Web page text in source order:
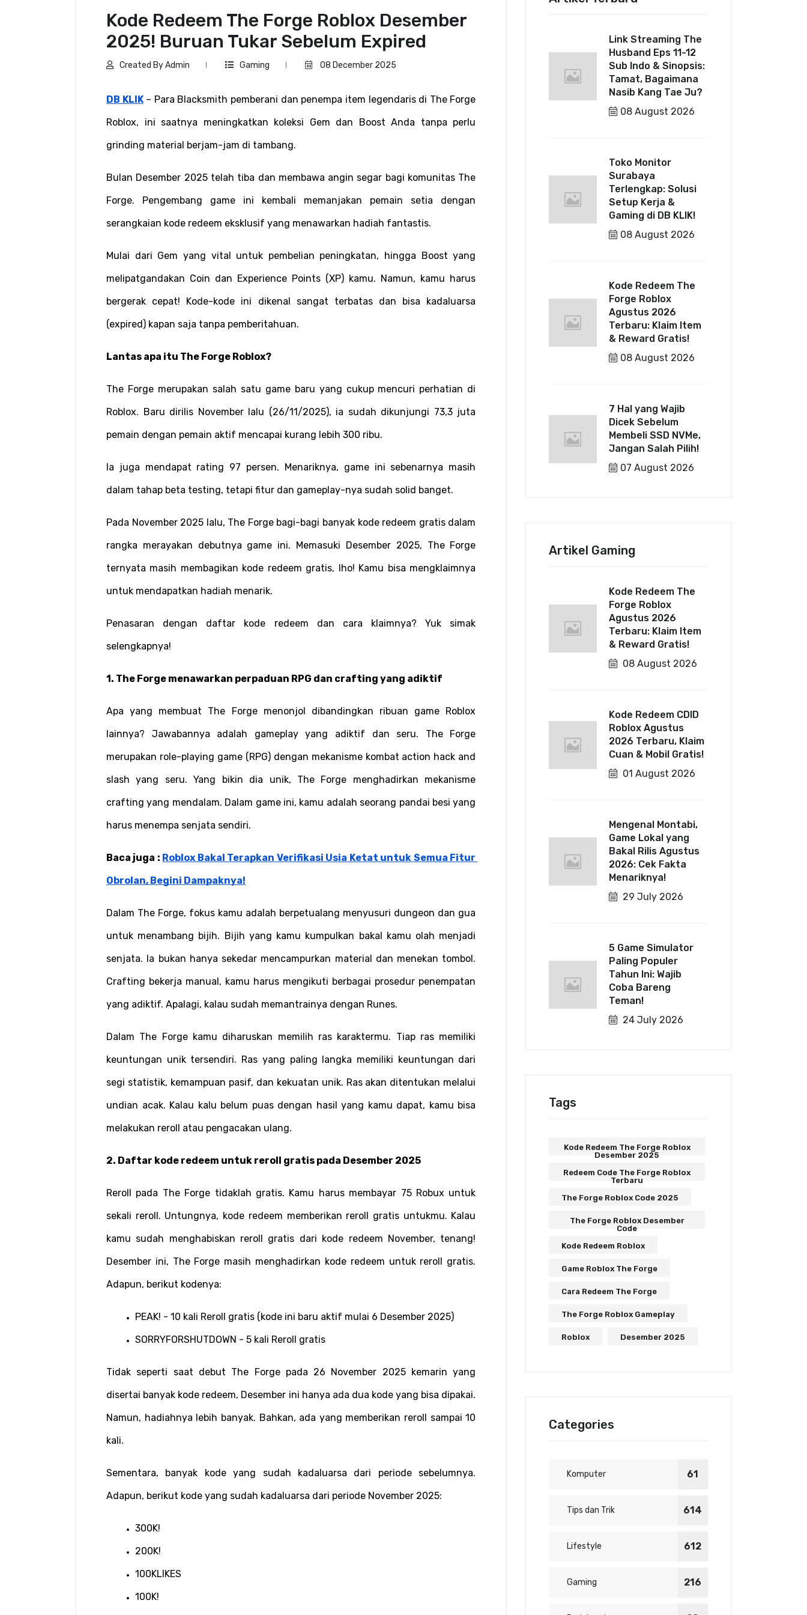
Kode Redeem The Forge Roblox Desember
2025! Buruan Tukar Sebelum Expired
Created By Admin Gaming 08 December 2025
DB KLIK – Para Blacksmith pemberani dan penempa item legendaris di The Forge
Roblox, ini saatnya meningkatkan koleksi Gem dan Boost Anda tanpa perlu
grinding material berjam-jam di tambang.
Bulan Desember 2025 telah tiba dan membawa angin segar bagi komunitas The
Forge. Pengembang game ini kembali memanjakan pemain setia dengan
serangkaian kode redeem eksklusif yang menawarkan hadiah fantastis.
Mulai dari Gem yang vital untuk pembelian peningkatan, hingga Boost yang
melipatgandakan Coin dan Experience Points (XP) kamu. Namun, kamu harus
bergerak cepat! Kode-kode ini dikenal sangat terbatas dan bisa kadaluarsa
(expired) kapan saja tanpa pemberitahuan.
Lantas apa itu The Forge Roblox?
The Forge merupakan salah satu game baru yang cukup mencuri perhatian di
Roblox. Baru dirilis November lalu (26/11/2025), ia sudah dikunjungi 73,3 juta
pemain dengan pemain aktif mencapai kurang lebih 300 ribu.
Ia juga mendapat rating 97 persen. Menariknya, game ini sebenarnya masih
dalam tahap beta testing, tetapi fitur dan gameplay-nya sudah solid banget.
Pada November 2025 lalu, The Forge bagi-bagi banyak kode redeem gratis dalam
rangka merayakan debutnya game ini. Memasuki Desember 2025, The Forge
ternyata masih membagikan kode redeem gratis, lho! Kamu bisa mengklaimnya
untuk mendapatkan hadiah menarik.
Penasaran dengan daftar kode redeem dan cara klaimnya? Yuk simak
selengkapnya!
1. The Forge menawarkan perpaduan RPG dan crafting yang adiktif
Apa yang membuat The Forge menonjol dibandingkan ribuan game Roblox
lainnya? Jawabannya adalah gameplay yang adiktif dan seru. The Forge
merupakan role-playing game (RPG) dengan mekanisme kombat action hack and
slash yang seru. Yang bikin dia unik, The Forge menghadirkan mekanisme
crafting yang mendalam. Dalam game ini, kamu adalah seorang pandai besi yang
harus menempa senjata sendiri.
Baca juga : Roblox Bakal Terapkan Verifikasi Usia Ketat untuk Semua Fitur
Obrolan, Begini Dampaknya!
Dalam The Forge, fokus kamu adalah berpetualang menyusuri dungeon dan gua
untuk menambang bijih. Bijih yang kamu kumpulkan bakal kamu olah menjadi
senjata. Ia bukan hanya sekedar mencampurkan material dan menekan tombol.
Crafting bekerja manual, kamu harus mengikuti berbagai prosedur penempatan
yang adiktif. Apalagi, kalau sudah memantrainya dengan Runes.
Dalam The Forge kamu diharuskan memilih ras karaktermu. Tiap ras memiliki
keuntungan unik tersendiri. Ras yang paling langka memiliki keuntungan dari
segi statistik, kemampuan pasif, dan kekuatan unik. Ras akan ditentukan melalui
undian acak. Kalau kalu belum puas dengan hasil yang kamu dapat, kamu bisa
melakukan reroll atau pengacakan ulang.
2. Daftar kode redeem untuk reroll gratis pada Desember 2025
Reroll pada The Forge tidaklah gratis. Kamu harus membayar 75 Robux untuk
sekali reroll. Untungnya, kode redeem memberikan reroll gratis untukmu. Kalau
kamu sudah menghabiskan reroll gratis dari kode redeem November, tenang!
Desember ini, The Forge masih menghadirkan kode redeem untuk reroll gratis.
Adapun, berikut kodenya:
PEAK! - 10 kali Reroll gratis (kode ini baru aktif mulai 6 Desember 2025)
SORRYFORSHUTDOWN - 5 kali Reroll gratis
Tidak seperti saat debut The Forge pada 26 November 2025 kemarin yang
disertai banyak kode redeem, Desember ini hanya ada dua kode yang bisa dipakai.
Namun, hadiahnya lebih banyak. Bahkan, ada yang memberikan reroll sampai 10
kali.
Sementara, banyak kode yang sudah kadaluarsa dari periode sebelumnya.
Adapun, berikut kode yang sudah kadaluarsa dari periode November 2025:
300K!
200K!
100KLIKES
100K!
Link Streaming The
Husband Eps 11-12
Sub Indo & Sinopsis:
Tamat, Bagaimana
Nasib Kang Tae Ju?
08 August 2026
Toko Monitor
Surabaya
Terlengkap: Solusi
Setup Kerja &
Gaming di DB KLIK!
08 August 2026
Kode Redeem The
Forge Roblox
Agustus 2026
Terbaru: Klaim Item
& Reward Gratis!
08 August 2026
7 Hal yang Wajib
Dicek Sebelum
Membeli SSD NVMe,
Jangan Salah Pilih!
07 August 2026
Artikel Gaming
Kode Redeem The
Forge Roblox
Agustus 2026
Terbaru: Klaim Item
& Reward Gratis!
08 August 2026
Kode Redeem CDID
Roblox Agustus
2026 Terbaru, Klaim
Cuan & Mobil Gratis!
01 August 2026
Mengenal Montabi,
Game Lokal yang
Bakal Rilis Agustus
2026: Cek Fakta
Menariknya!
29 July 2026
5 Game Simulator
Paling Populer
Tahun Ini: Wajib
Coba Bareng
Teman!
24 July 2026
Tags
Kode Redeem The Forge Roblox
Desember 2025
Redeem Code The Forge Roblox
Terbaru
The Forge Roblox Code 2025
The Forge Roblox Desember
Code
Kode Redeem Roblox
Game Roblox The Forge
Cara Redeem The Forge
The Forge Roblox Gameplay
Roblox Desember 2025
Categories
Komputer 61
Tips dan Trik 614
Lifestyle 612
Gaming 216